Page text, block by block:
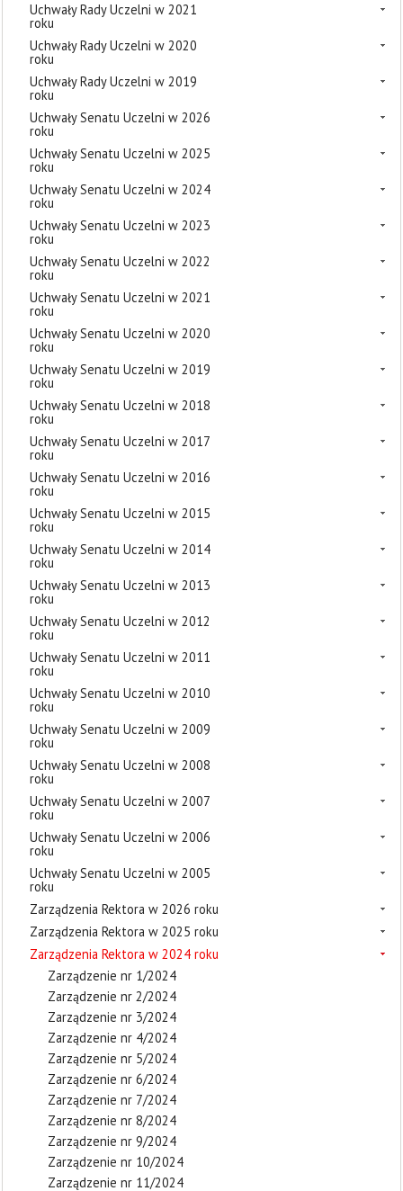
Uchwały Rady Uczelni w 2021
roku
Uchwały Rady Uczelni w 2020
roku
Uchwały Rady Uczelni w 2019
roku
Uchwały Senatu Uczelni w 2026
roku
Uchwały Senatu Uczelni w 2025
roku
Uchwały Senatu Uczelni w 2024
roku
Uchwały Senatu Uczelni w 2023
roku
Uchwały Senatu Uczelni w 2022
roku
Uchwały Senatu Uczelni w 2021
roku
Uchwały Senatu Uczelni w 2020
roku
Uchwały Senatu Uczelni w 2019
roku
Uchwały Senatu Uczelni w 2018
roku
Uchwały Senatu Uczelni w 2017
roku
Uchwały Senatu Uczelni w 2016
roku
Uchwały Senatu Uczelni w 2015
roku
Uchwały Senatu Uczelni w 2014
roku
Uchwały Senatu Uczelni w 2013
roku
Uchwały Senatu Uczelni w 2012
roku
Uchwały Senatu Uczelni w 2011
roku
Uchwały Senatu Uczelni w 2010
roku
Uchwały Senatu Uczelni w 2009
roku
Uchwały Senatu Uczelni w 2008
roku
Uchwały Senatu Uczelni w 2007
roku
Uchwały Senatu Uczelni w 2006
roku
Uchwały Senatu Uczelni w 2005
roku
Zarządzenia Rektora w 2026 roku
Zarządzenia Rektora w 2025 roku
Zarządzenia Rektora w 2024 roku
Zarządzenie nr 1/2024
Zarządzenie nr 2/2024
Zarządzenie nr 3/2024
Zarządzenie nr 4/2024
Zarządzenie nr 5/2024
Zarządzenie nr 6/2024
Zarządzenie nr 7/2024
Zarządzenie nr 8/2024
Zarządzenie nr 9/2024
Zarządzenie nr 10/2024
Zarządzenie nr 11/2024